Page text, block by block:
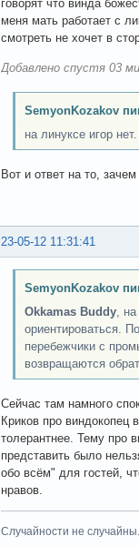
говорят что винда
меня мать работает с
смотреть не хочет в
Добавлено спустя 03
SemyonKozakov
на линуксе игор нет.
Вот и ответ на то,
23-05-12 11:31:41
SemyonKozakov
Okkamas Buddy,
ориентироваться.
перебежчики с
возвращаются
Сейчас там намного
Криков про
толерантнее. Тему про
представить было
обо всём" для гостей,
нравов.
Случайности не случайны.